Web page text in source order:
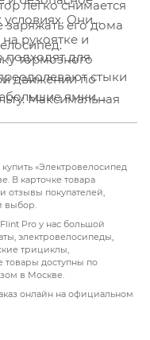
легко снимается
заряжать его дома
Они
рукоятке и
тормозного
движении по
Максимальная
на серьёзные
даже
для
стыки
ямки,
транспорт,
поездки по
«Электровелосипед
В карточке товара
отзывы покупателей,
выбор.
Pro у нас большой
электровелосипеды,
трициклы,
товары доступны по
в Москве.
онлайн на официальном